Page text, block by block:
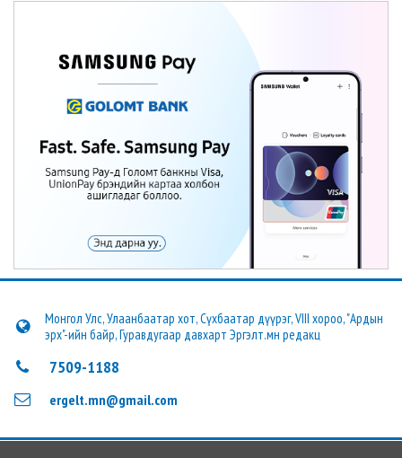
Монгол Улс, Улаанбаатар хот, Сүхбаатар дүүрэг, VIII хороо, "Ардын
эрх"-ийн байр, Гуравдугаар давхарт Эргэлт.мн редакц
7509-1188
ergelt.mn@gmail.com